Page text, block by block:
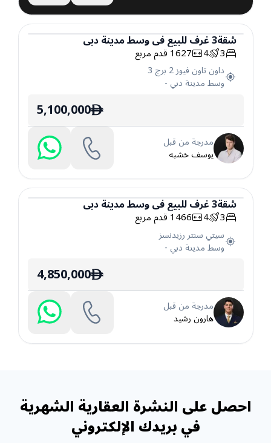
شقة
شقة3غرفللبيعفيوسط مدينة دبي
3
4
1627قدم مربع
داون تاون فيوز 2 برج 3
وسط مدينة دبي -
ê
5,100,000
مدرجة من قبل
يوسف خشبه
شقة
شقة3غرفللبيعفيوسط مدينة دبي
3
4
1466قدم مربع
سيتي سنتر رزيدنسز
وسط مدينة دبي -
ê
4,850,000
مدرجة من قبل
هارون رشيد
احصل على النشرة العقارية الشهرية
في بريدك الإلكتروني